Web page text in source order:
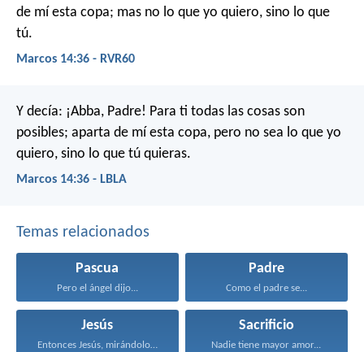
de mí esta copa; mas no lo que yo quiero, sino lo que
tú.
Marcos 14:36 - RVR60
Y decía: ¡Abba, Padre! Para ti todas las cosas son
posibles; aparta de mí esta copa, pero no sea lo que yo
quiero, sino lo que tú quieras.
Marcos 14:36 - LBLA
Temas relacionados
Pascua
Pero el ángel dijo...
Padre
Como el padre se...
Jesús
Entonces Jesús, mirándolos, dijo...
Sacrificio
Nadie tiene mayor amor...